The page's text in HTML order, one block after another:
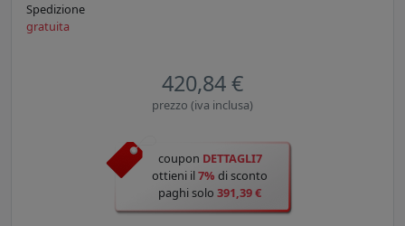
Spedizione
gratuita
420,84 €
prezzo (iva inclusa)
coupon DETTAGLI7
ottieni il7% di sconto
paghi solo 391,39 €